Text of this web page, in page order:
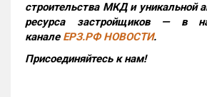
строительства МКД и уникальной
ресурса застройщиков — в
канале ЕРЗ.РФ НОВОСТИ.
Присоединяйтесь к нам!